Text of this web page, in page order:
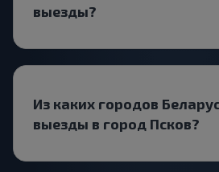
выезды?
Из каких городов
выезды в город Псков?